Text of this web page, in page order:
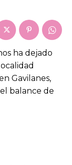
ha dejado
Gavilanes,
balance de